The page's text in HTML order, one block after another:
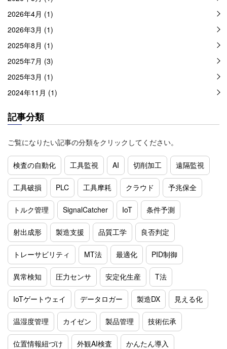
2026年4月 (1)
2026年3月 (1)
2025年8月 (1)
2025年7月 (3)
2025年3月 (1)
2024年11月 (1)
記事分類
ご覧になりたい記事の分類をクリックしてください。
検査の自動化 工具監視 AI 切削加工 遠隔監視
工具破損 PLC 工具摩耗 クラウド 予兆保全
トルク管理 SignalCatcher IoT 条件予測
射出成形 製造支援 品質工学 良否判定
トレーサビリティ MT法 最適化 PID制御
異常検知 圧力センサ 安定化生産 T法
IoTゲートウェイ データロガー 製造DX 見える化
温湿度管理 カイゼン 製品管理 技術伝承
位置情報紐づけ 外観AI検査 かんたん導入